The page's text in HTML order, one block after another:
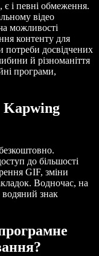
і певні обмеження.
відео
можливості
контенту для
досвідчених
й різноманіття
програми,
Kapwing
до більшості
GIF, зміни
Водночас, на
водяний знак